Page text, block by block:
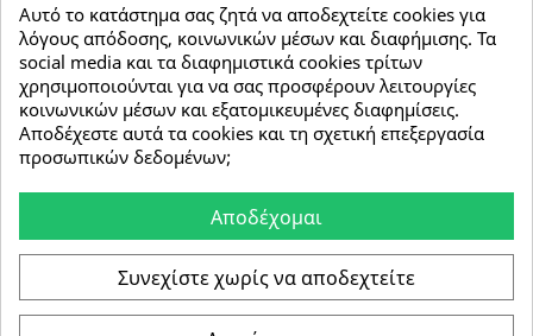
NEWSLETTER
Εγγραφείτε δωρεάν και θα είστε οι πρώτοι που θα
λάβετε τα νέα μας γύρω από προσφορές, εκπτώσεις
και νέα προϊόντα.
Συμφωνώ με τουςόρους χρήσης
Αυτό το κατάστημα σας ζητά να αποδεχτείτε cookies για
λόγους απόδοσης, κοινωνικών μέσων και διαφήμισης. Τα
social media και τα διαφημιστικά cookies τρίτων
χρησιμοποιούνται για να σας προσφέρουν λειτουργίες
κοινωνικών μέσων και εξατομικευμένες διαφημίσεις.
Αποδέχεστε αυτά τα cookies και τη σχετική επεξεργασία
προσωπικών δεδομένων;
Αποδέχομαι
Συνεχίστε χωρίς να αποδεχτείτε